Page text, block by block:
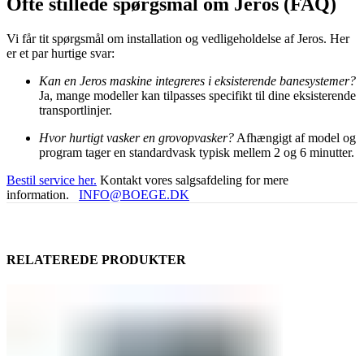
Vi får tit spørgsmål om installation og vedligeholdelse af Jeros. Her
er et par hurtige svar:
Kan en Jeros maskine integreres i eksisterende banesystemer?
Ja, mange modeller kan tilpasses specifikt til dine eksisterende
transportlinjer.
Hvor hurtigt vasker en grovopvasker? Afhængigt af model og
program tager en standardvask typisk mellem 2 og 6 minutter.
Bestil service her. Kontakt vores salgsafdeling for mere
information. INFO@BOEGE.DK
RELATEREDE PRODUKTER